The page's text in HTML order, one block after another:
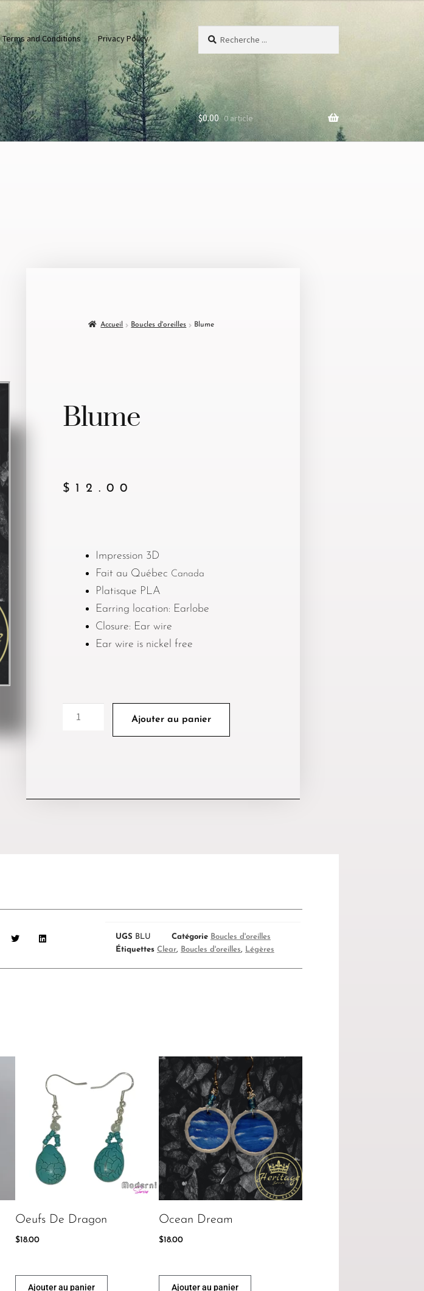
Terms and Conditions Privacy Policy
$0.00 0 article
Accueil Boucles d'oreilles Blume
Blume
$ 12.00
Impression 3D
Fait au Québec Canada
Platisque PLA
Earring location: Earlobe
Closure: Ear wire
Ear wire is nickel free
Ajouter au panier
UGS BLU Catégorie Boucles d'oreilles
Étiquettes Clear, Boucles d'oreilles, Légères
Oeufs De Dragon
$18.00
Ajouter au panier
Ocean Dream
$18.00
Ajouter au panier